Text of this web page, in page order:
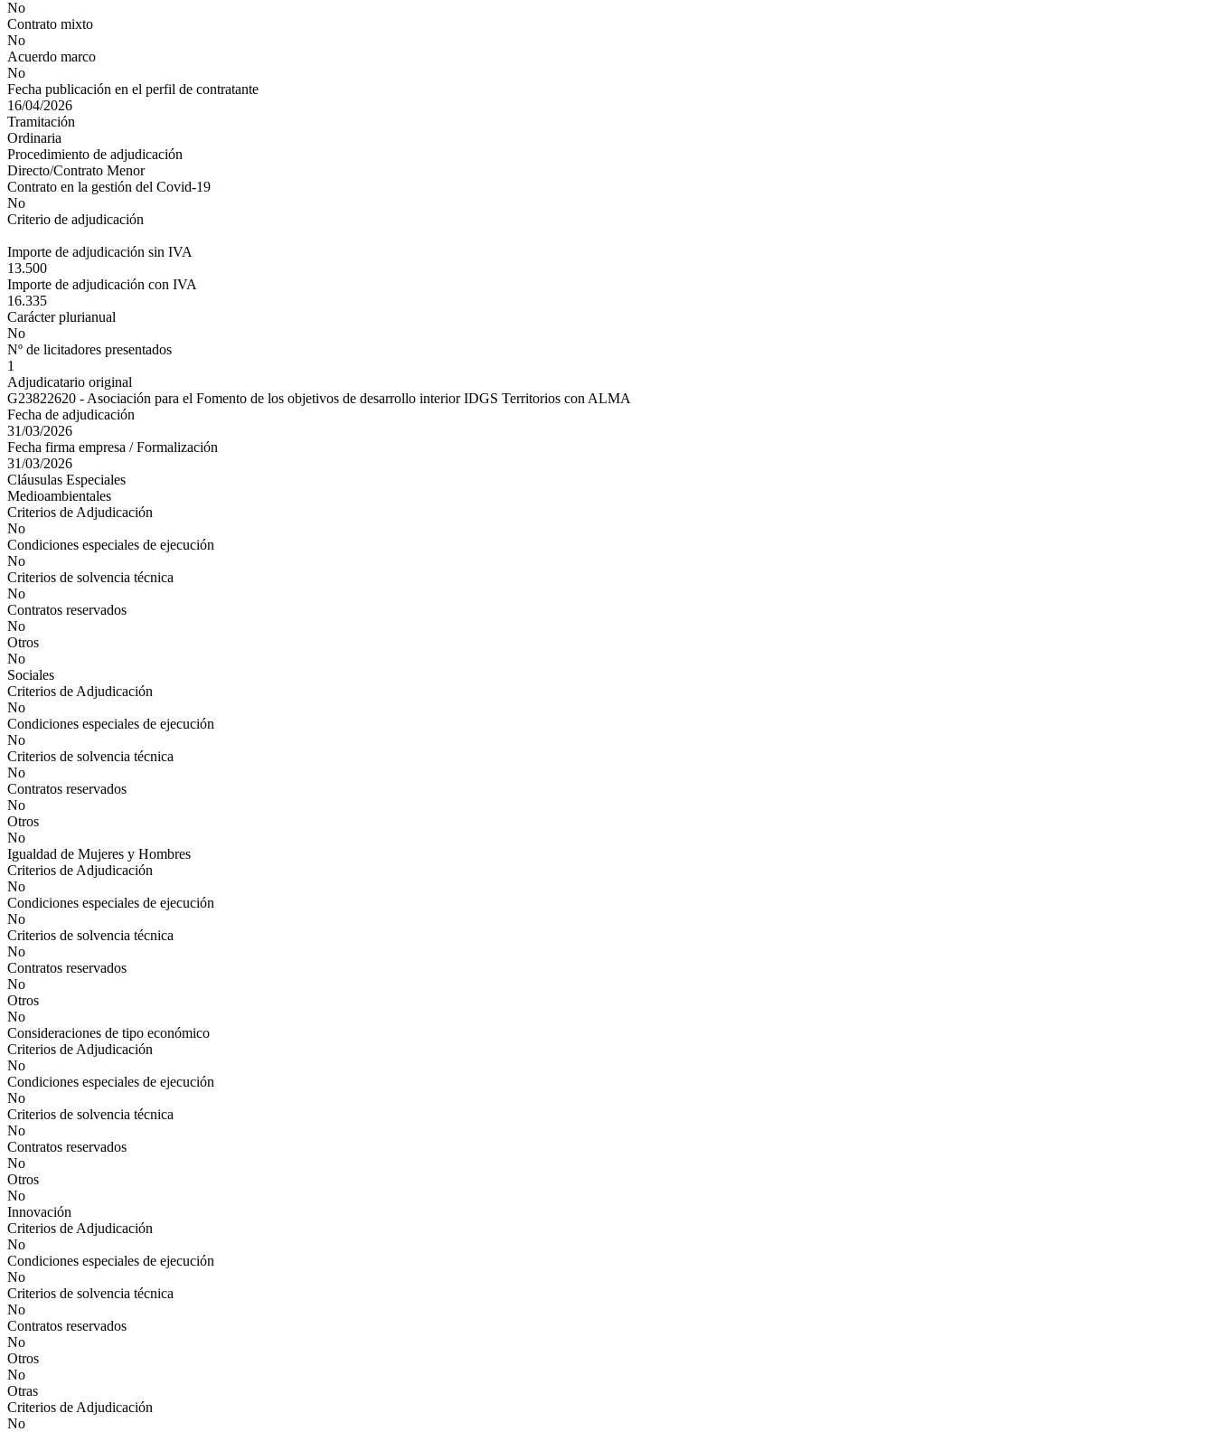
No
Contrato mixto
No
Acuerdo marco
No
Fecha publicación en el perfil de contratante
16/04/2026
Tramitación
Ordinaria
Procedimiento de adjudicación
Directo/Contrato Menor
Contrato en la gestión del Covid-19
No
Criterio de adjudicación
Importe de adjudicación sin IVA
13.500
Importe de adjudicación con IVA
16.335
Carácter plurianual
No
Nº de licitadores presentados
1
Adjudicatario original
G23822620 - Asociación para el Fomento de los objetivos de desarrollo interior IDGS Territorios con ALMA
Fecha de adjudicación
31/03/2026
Fecha firma empresa / Formalización
31/03/2026
Cláusulas Especiales
Medioambientales
Criterios de Adjudicación
No
Condiciones especiales de ejecución
No
Criterios de solvencia técnica
No
Contratos reservados
No
Otros
No
Sociales
Criterios de Adjudicación
No
Condiciones especiales de ejecución
No
Criterios de solvencia técnica
No
Contratos reservados
No
Otros
No
Igualdad de Mujeres y Hombres
Criterios de Adjudicación
No
Condiciones especiales de ejecución
No
Criterios de solvencia técnica
No
Contratos reservados
No
Otros
No
Consideraciones de tipo económico
Criterios de Adjudicación
No
Condiciones especiales de ejecución
No
Criterios de solvencia técnica
No
Contratos reservados
No
Otros
No
Innovación
Criterios de Adjudicación
No
Condiciones especiales de ejecución
No
Criterios de solvencia técnica
No
Contratos reservados
No
Otros
No
Otras
Criterios de Adjudicación
No